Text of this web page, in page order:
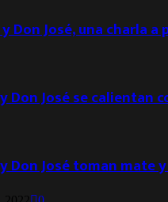
y Don José, una charla
Don José se calientan
Don José toman mate